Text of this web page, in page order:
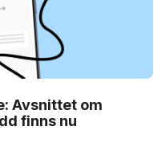
Avsnittet om
finns nu